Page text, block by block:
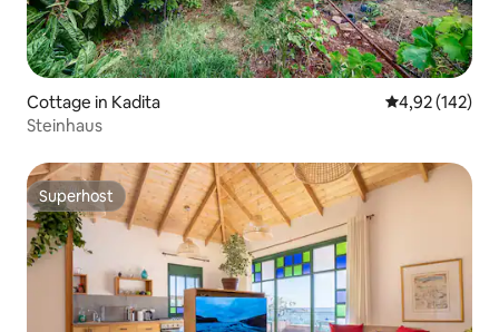
Cottage in Kadita
4,92 (142)
Steinhaus
Superhost
Superhost